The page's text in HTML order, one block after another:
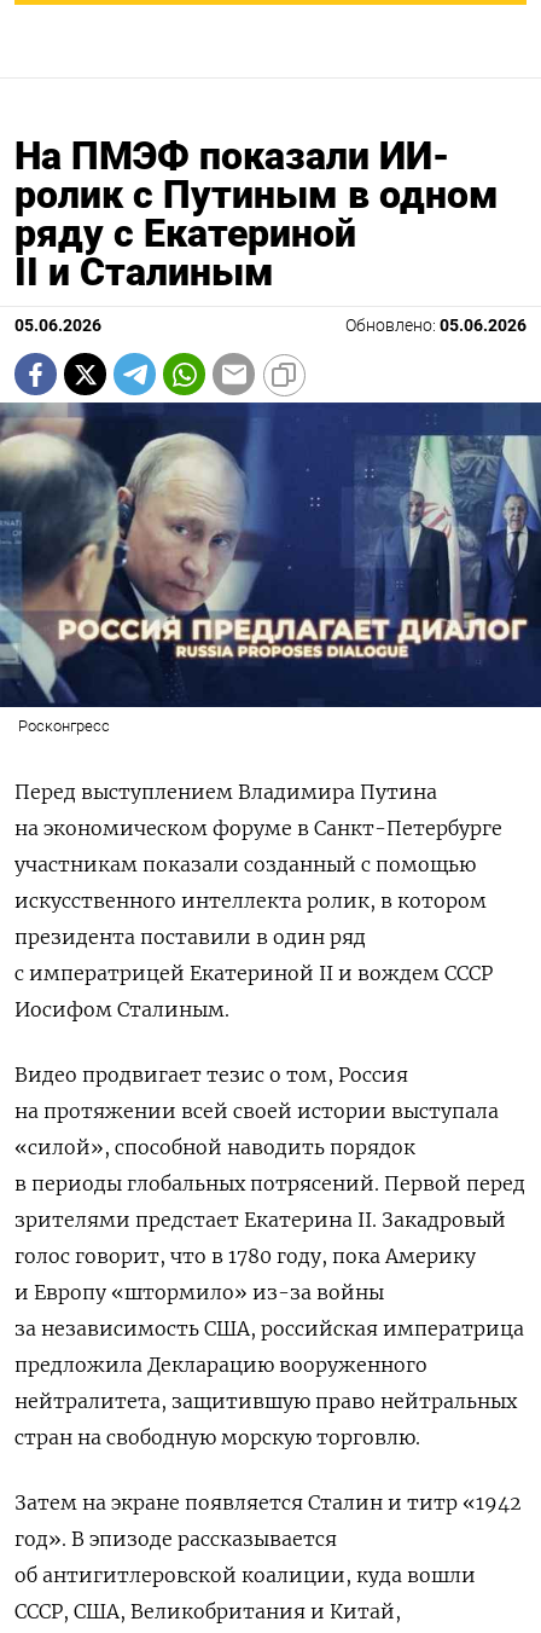
На ПМЭФ показали ИИ-
ролик с Путиным в одном
ряду с Екатериной
II и Сталиным
05.06.2026 Обновлено: 05.06.2026
Росконгресс
Перед выступлением Владимира Путина
на экономическом форуме в Санкт-Петербурге
участникам показали созданный с помощью
искусственного интеллекта ролик, в котором
президента поставили в один ряд
с императрицей Екатериной II и вождем СССР
Иосифом Сталиным.
Видео продвигает тезис о том, Россия
на протяжении всей своей истории выступала
«силой», способной наводить порядок
в периоды глобальных потрясений. Первой перед
зрителями предстает Екатерина II. Закадровый
голос говорит, что в 1780 году, пока Америку
и Европу «штормило» из-за войны
за независимость США, российская императрица
предложила Декларацию вооруженного
нейтралитета, защитившую право нейтральных
стран на свободную морскую торговлю.
Затем на экране появляется Сталин и титр «1942
год». В эпизоде рассказывается
об антигитлеровской коалиции, куда вошли
СССР, США, Великобритания и Китай,